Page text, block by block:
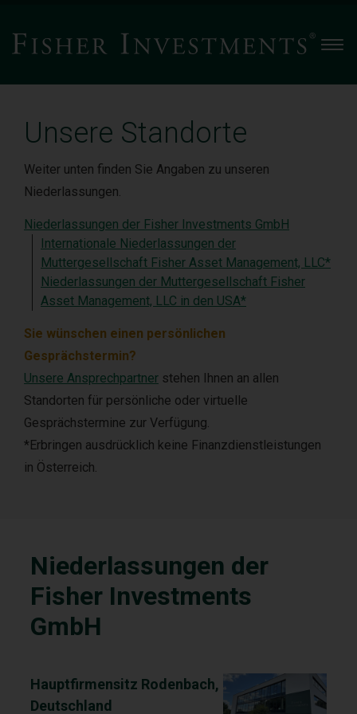
Unsere Standorte
Weiter unten finden Sie Angaben zu unseren
Niederlassungen.
Niederlassungen der Fisher Investments GmbH
Internationale Niederlassungen der
Muttergesellschaft Fisher Asset Management, LLC*
Niederlassungen der Muttergesellschaft Fisher
Asset Management, LLC in den USA*
Sie wünschen einen persönlichen
Gesprächstermin?
Unsere Ansprechpartner stehen Ihnen an allen
Standorten für persönliche oder virtuelle
Gesprächstermine zur Verfügung.
*Erbringen ausdrücklich keine Finanzdienstleistungen
in Österreich.
Niederlassungen der
Fisher Investments
GmbH
Hauptfirmensitz Rodenbach,
Deutschland